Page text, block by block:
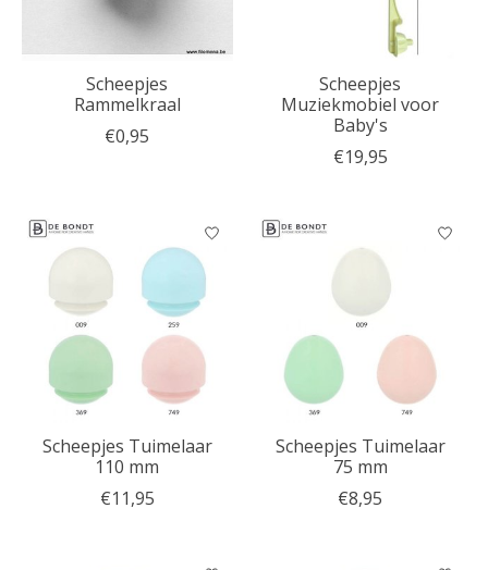
Scheepjes
Rammelkraal
€0,95
Scheepjes
Muziekmobiel voor
Baby's
€19,95
Scheepjes Tuimelaar
110 mm
€11,95
Scheepjes Tuimelaar
75 mm
€8,95